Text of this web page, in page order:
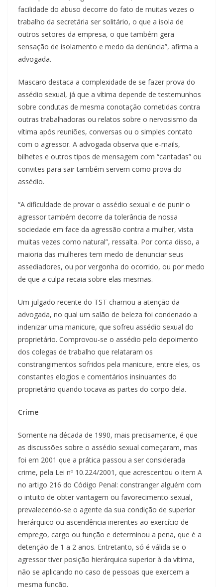
facilidade do abuso decorre do fato de muitas vezes o
trabalho da secretária ser solitário, o que a isola de
outros setores da empresa, o que também gera
sensação de isolamento e medo da denúncia”, afirma a
advogada.
Mascaro destaca a complexidade de se fazer prova do
assédio sexual, já que a vítima depende de testemunhos
sobre condutas de mesma conotação cometidas contra
outras trabalhadoras ou relatos sobre o nervosismo da
vítima após reuniões, conversas ou o simples contato
com o agressor. A advogada observa que e-mails,
bilhetes e outros tipos de mensagem com “cantadas” ou
convites para sair também servem como prova do
assédio.
“A dificuldade de provar o assédio sexual e de punir o
agressor também decorre da tolerância de nossa
sociedade em face da agressão contra a mulher, vista
muitas vezes como natural”, ressalta. Por conta disso, a
maioria das mulheres tem medo de denunciar seus
assediadores, ou por vergonha do ocorrido, ou por medo
de que a culpa recaia sobre elas mesmas.
Um julgado recente do TST chamou a atenção da
advogada, no qual um salão de beleza foi condenado a
indenizar uma manicure, que sofreu assédio sexual do
proprietário. Comprovou-se o assédio pelo depoimento
dos colegas de trabalho que relataram os
constrangimentos sofridos pela manicure, entre eles, os
constantes elogios e comentários insinuantes do
proprietário quando tocava as partes do corpo dela.
Crime
Somente na década de 1990, mais precisamente, é que
as discussões sobre o assédio sexual começaram, mas
foi em 2001 que a prática passou a ser considerada
crime, pela Lei nº 10.224/2001, que acrescentou o item A
no artigo 216 do Código Penal: constranger alguém com
o intuito de obter vantagem ou favorecimento sexual,
prevalecendo-se o agente da sua condição de superior
hierárquico ou ascendência inerentes ao exercício de
emprego, cargo ou função e determinou a pena, que é a
detenção de 1 a 2 anos. Entretanto, só é válida se o
agressor tiver posição hierárquica superior à da vítima,
não se aplicando no caso de pessoas que exercem a
mesma função.